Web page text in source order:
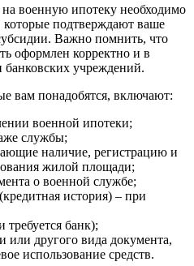
военную ипотеку необходимо
которые подтверждают ваше
Важно помнить, что
оформлен корректно и в
банковских учреждений.
вам понадобятся, включают:
военной ипотеки;
службы;
наличие, регистрацию и
жилой площади;
о военной службе;
история) – при
требуется банк);
или другого вида документа,
использование средств.